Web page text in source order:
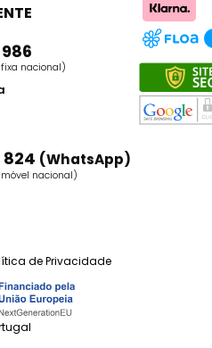
nacional)
824 (WhatsApp)
nacional)
de Privacidade